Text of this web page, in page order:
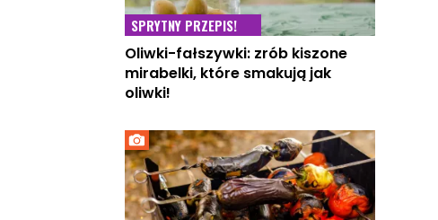
SPRYTNY PRZEPIS!
Oliwki-fałszywki: zrób kiszone
mirabelki, które smakują jak
oliwki!